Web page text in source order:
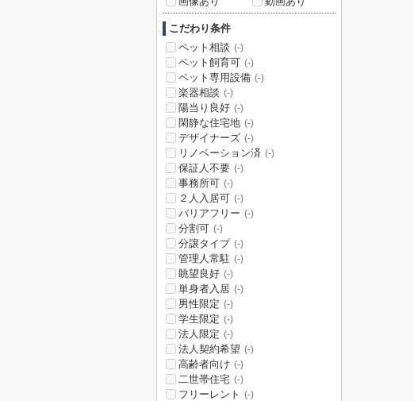
こだわり条件
ペット相談 (-)
ペット飼育可 (-)
ペット専用設備 (-)
楽器相談 (-)
陽当り良好 (-)
閑静な住宅地 (-)
デザイナーズ (-)
リノベーション済 (-)
保証人不要 (-)
事務所可 (-)
２人入居可 (-)
バリアフリー (-)
分割可 (-)
分譲タイプ (-)
管理人常駐 (-)
眺望良好 (-)
単身者入居 (-)
男性限定 (-)
学生限定 (-)
法人限定 (-)
法人契約希望 (-)
高齢者向け (-)
二世帯住宅 (-)
フリーレント (-)